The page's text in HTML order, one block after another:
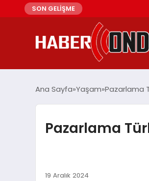
SON GELİŞME
Ana Sayfa Yaşam Pazarlama
Pazarlama
19 Aralık 2024